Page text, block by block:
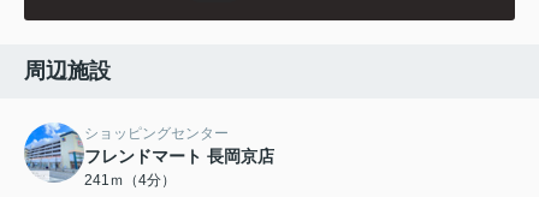
周辺施設
ショッピングセンター
フレンドマート 長岡京店
241ｍ（4分）